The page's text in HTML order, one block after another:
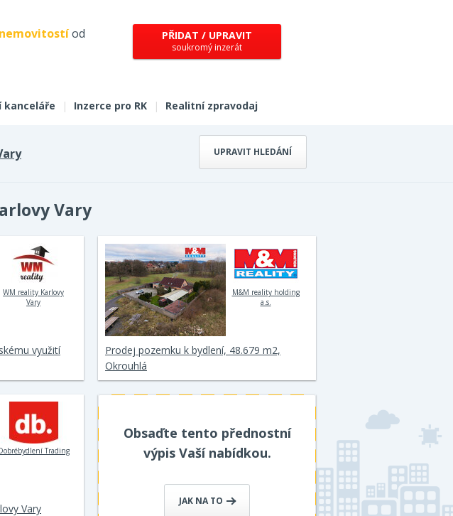
nemovitostíod
PŘIDAT / UPRAVIT
soukromý inzerát
kanceláře | Inzerce pro RK | Realitní zpravodaj
UPRAVIT HLEDÁNÍ
Vary
WM reality Karlovy
Vary
využití
M&M reality holding
a.s.
Prodej pozemku k bydlení, 48.679 m2,
Okrouhlá
Trading
Vary
Obsaďte tento přednostní
výpis Vaší nabídkou.
JAK NA TO